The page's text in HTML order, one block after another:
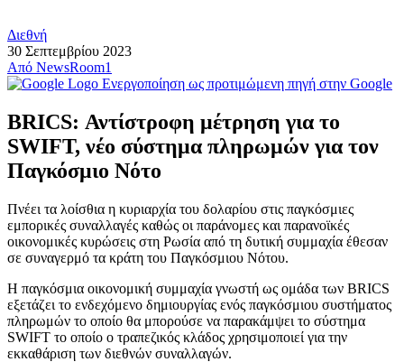
Διεθνή
30 Σεπτεμβρίου 2023
Από NewsRoom1
Ενεργοποίηση ως προτιμώμενη πηγή στην Google
BRICS: Αντίστροφη μέτρηση για το
SWIFT, νέο σύστημα πληρωμών για τον
Παγκόσμιο Νότο
Πνέει τα λοίσθια η κυριαρχία του δολαρίου στις παγκόσμιες
εμπορικές συναλλαγές καθώς οι παράνομες και παρανοϊκές
οικονομικές κυρώσεις στη Ρωσία από τη δυτική συμμαχία έθεσαν
σε συναγερμό τα κράτη του Παγκόσμιου Νότου.
Η παγκόσμια οικονομική συμμαχία γνωστή ως ομάδα των BRICS
εξετάζει το ενδεχόμενο δημιουργίας ενός παγκόσμιου συστήματος
πληρωμών το οποίο θα μπορούσε να παρακάμψει το σύστημα
SWIFT το οποίο ο τραπεζικός κλάδος χρησιμοποιεί για την
εκκαθάριση των διεθνών συναλλαγών.